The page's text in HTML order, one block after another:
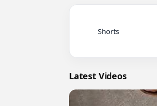
Latest Videos